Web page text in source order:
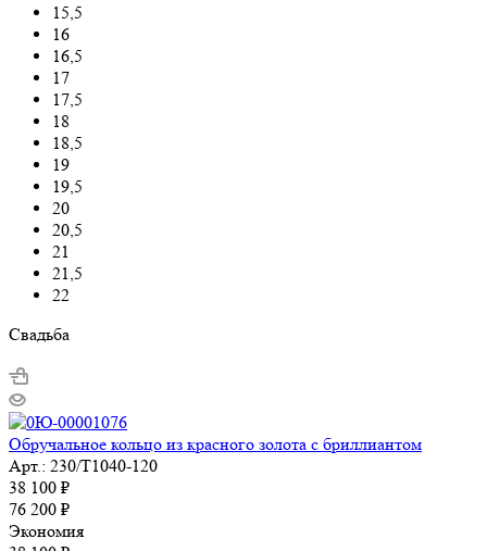
15,5
16
16,5
17
17,5
18
18,5
19
19,5
20
20,5
21
21,5
22
Свадьба
Обручальное кольцо из красного золота с бриллиантом
Арт.: 230/Т1040-120
38 100 ₽
76 200 ₽
Экономия